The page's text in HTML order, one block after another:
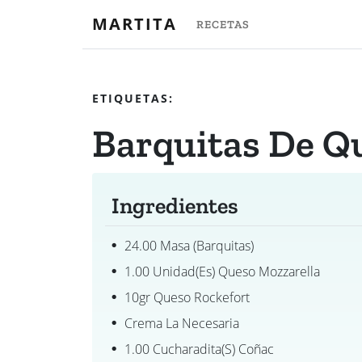
MARTITA RECETAS
ETIQUETAS:
Barquitas De
Ingredientes
24.00 Masa (barquitas)
1.00 Unidad(es) Queso Mozzarella
10gr Queso Rockefort
Crema La Necesaria
1.00 Cucharadita(s) Coñac